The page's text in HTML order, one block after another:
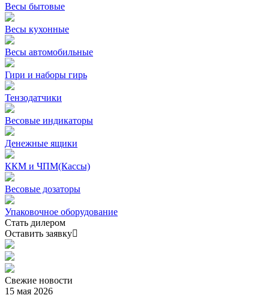
Весы бытовые
Весы кухонные
Весы автомобильные
Гири и наборы гирь
Тензодатчики
Весовые индикаторы
Денежные ящики
ККМ и ЧПМ(Кассы)
Весовые дозаторы
Упаковочное оборудование
Стать дилером
Оставить заявку
Свежие новости
15 мая 2026